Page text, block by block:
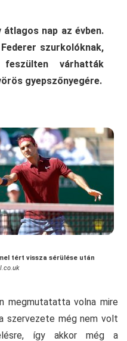
nap az évben.
szurkolóknak,
várhatták
gyepszőnyegére.
tért vissza sérülése után
megmutatatta volna mire
szervezete még nem volt
így akkor még a